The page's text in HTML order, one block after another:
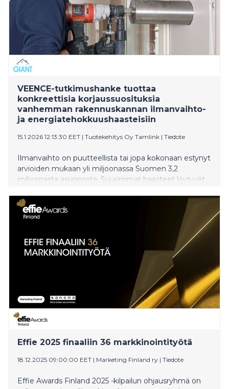
VEENCE-tutkimushanke tuottaa
konkreettisia korjaussuosituksia
vanhemman rakennuskannan ilmanvaihto-
ja energiatehokkuushaasteisiin
15.1.2026 12:13:30 EET | Tuotekehitys Oy Tamlink | Tiedote
Ilmanvaihto on puutteellista tai jopa kokonaan estynyt
arvioiden mukaan yli miljoonassa Suomen 3,2
miljoonasta asunnosta. Suurimmat haasteet löytyvät
poistoilmanvaihdon energiatehottomuudesta sekä
huoltotarpeiden laiminlyönneistä. Puutteet
heikentävät rakennusten kuntoa, energiatehokkuutta
ja sisäilman laatua. VEENCE-hanke teki vantaalaiseen
rivitaloon intervention, josta saadut tutkimustulokset
paljastavat, että jo suhteellisen pienillä ilmanvaihdon
parannuksilla saavutetaan merkittävää hyötyä.
Effie 2025 finaaliin 36 markkinointityötä
18.12.2025 09:00:00 EET | Marketing Finland ry | Tiedote
Effie Awards Finland 2025 -kilpailun ohjausryhmä on